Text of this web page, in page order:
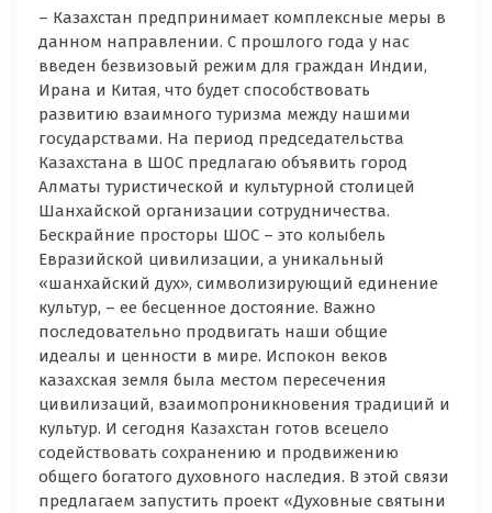
– Казахстан предпринимает комплексные меры в
данном направлении. С прошлого года у нас
введен безвизовый режим для граждан Индии,
Ирана и Китая, что будет способствовать
развитию взаимного туризма между нашими
государствами. На период председательства
Казахстана в ШОС предлагаю объявить город
Алматы туристической и культурной столицей
Шанхайской организации сотрудничества.
Бескрайние просторы ШОС – это колыбель
Евразийской цивилизации, а уникальный
«шанхайский дух», символизирующий единение
культур, – ее бесценное достояние. Важно
последовательно продвигать наши общие
идеалы и ценности в мире. Испокон веков
казахская земля была местом пересечения
цивилизаций, взаимопроникновения традиций и
культур. И сегодня Казахстан готов всецело
содействовать сохранению и продвижению
общего богатого духовного наследия. В этой связи
предлагаем запустить проект «Духовные святыни